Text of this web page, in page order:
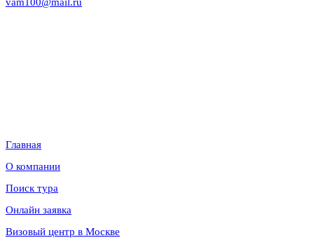
Главная
О компании
Поиск тура
Онлайн заявка
Визовый центр в Москве